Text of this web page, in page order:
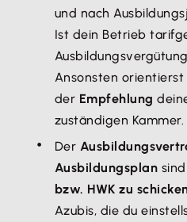
und nach
Ist dein Betrieb
Ansonsten
der Empfehlung
zuständigen Kammer.
Der
Ausbildungsplan
bzw. HWK zu
Azubis, die du